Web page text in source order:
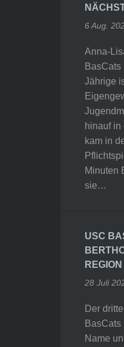
6 Aug.
Anna-
Jährige
hinauf in
kam in
Minuten
sie…
USC
REGION
28 Juli
Der
Name